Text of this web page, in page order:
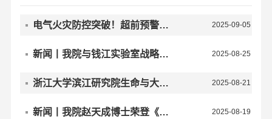
电气火灾防控突破！超前预警实验室团队带来“浙江方案” 2025-09-05
新闻丨我院与钱江实验室战略合作——共筑AI+政务智能创新高地 2025-08-25
浙江大学滨江研究院生命与大健康研究中心人才招聘启事 2025-08-21
新闻丨我院赵天成博士荣登《财富》中国40位40岁以下的商界精英榜单 2025-08-19